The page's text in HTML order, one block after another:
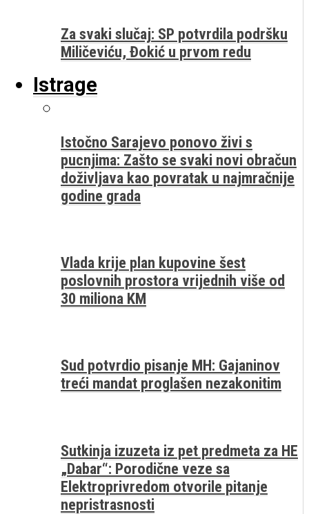
Za svaki slučaj: SP potvrdila podršku
Miličeviću, Đokić u prvom redu
Istrage
Istočno Sarajevo ponovo živi s
pucnjima: Zašto se svaki novi obračun
doživljava kao povratak u najmračnije
godine grada
Vlada krije plan kupovine šest
poslovnih prostora vrijednih više od
30 miliona KM
Sud potvrdio pisanje MH: Gajaninov
treći mandat proglašen nezakonitim
Sutkinja izuzeta iz pet predmeta za HE
„Dabar“: Porodične veze sa
Elektroprivredom otvorile pitanje
nepristrasnosti